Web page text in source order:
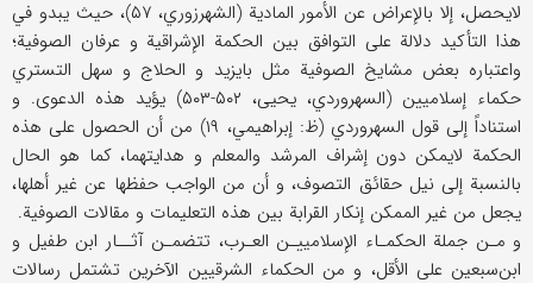
لايحصل، إلا بالإعراض عن الأمور المادية (الشهرزوري، ۵۷)، حيث يبدو في
هذا التأكيد دلالة على التوافق بين الحكمة الإشراقية و عرفان الصوفية؛
واعتباره بعض مشايخ الصوفية مثل بايزيد و الحلاج و سهل التستري
حكماء إسلاميين (السهروردي، يحيى، ۵۰۲-۵۰۳) يؤيد هذه الدعوى. و
استناداً إلى قول السهروردي (ظ: إبراهيمي، ۱۹) من أن الحصول على هذه
الحكمة لايمكن دون إشراف المرشد والمعلم و هدايتهما، كما هو الحال
بالنسبة إلى نيل حقائق التصوف، و أن من الواجب حفظها عن غير أهلها،
يجعل من غير الممكن إنكار القرابة بين هذه التعليمات و مقالات الصوفية.
و مـن جملة الحكمـاء الإسلامييـن العـرب، تتضمـن آثــار ابن طفيل و
ابن‌سبعين على الأقل، و من الحكماء الشرقيين الآخرين تشتمل رسالات